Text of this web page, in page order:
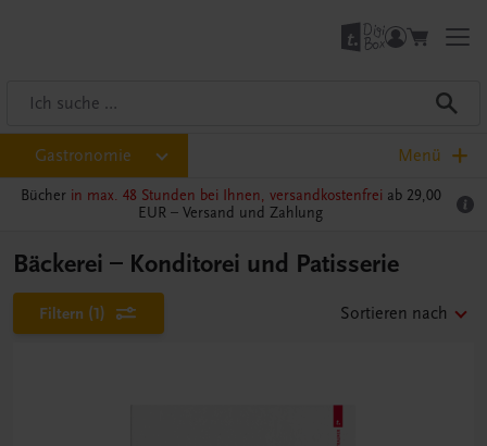
Gastronomie Menü
Bücher in max. 48 Stunden bei Ihnen, versandkostenfrei ab 29,00
EUR – Versand und Zahlung
Bäckerei – Konditorei und Patisserie
Filtern (1) Sortieren nach